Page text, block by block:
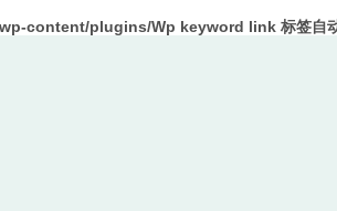
content/plugins/Wp keyword link 标签自